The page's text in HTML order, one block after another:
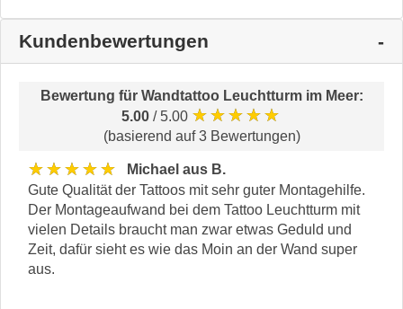
Kundenbewertungen
Bewertung für Wandtattoo Leuchtturm im Meer:
5.00 / 5.00 ★★★★★
(basierend auf 3 Bewertungen)
★★★★★
Michael aus B.
Gute Qualität der Tattoos mit sehr guter Montagehilfe.
Der Montageaufwand bei dem Tattoo Leuchtturm mit
vielen Details braucht man zwar etwas Geduld und
Zeit, dafür sieht es wie das Moin an der Wand super
aus.